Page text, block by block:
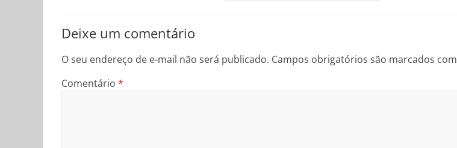
Deixe um comentário
O seu endereço de e-mail não será publicado. Campos obrigatórios são marcados com
Comentário *